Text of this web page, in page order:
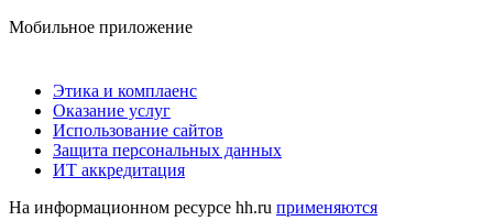
Мобильное приложение
Этика и комплаенс
Оказание услуг
Использование сайтов
Защита персональных данных
ИТ аккредитация
На информационном ресурсе hh.ru применяются